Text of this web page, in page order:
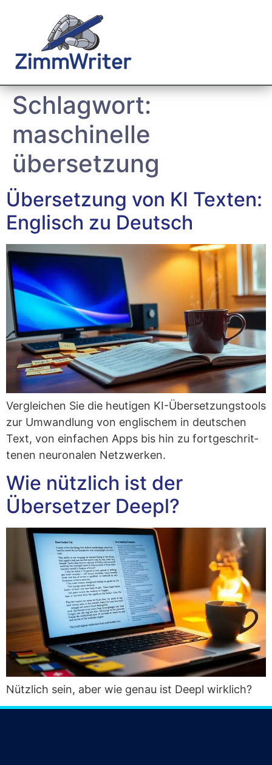
Schlagwort:
maschinelle
übersetzung
Übersetzung von KI Texten:
Englisch zu Deutsch
Ver­glei­chen Sie die heu­ti­gen KI-Über­set­zungs­tools
zur Umwand­lung von eng­li­schem in deut­schen
Text, von ein­fa­chen Apps bis hin zu fort­ge­schrit­
te­nen neu­ro­na­len Netzwerken.
Wie nützlich ist der
Übersetzer Deepl?
Nütz­lich sein, aber wie genau ist Deepl wirklich?